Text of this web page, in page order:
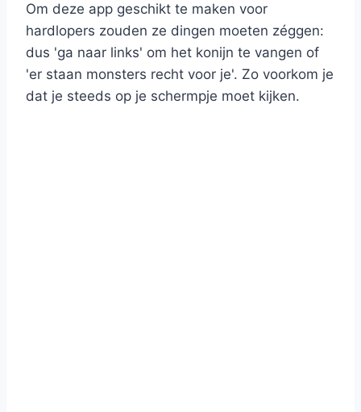
Om deze app geschikt te maken voor
hardlopers zouden ze dingen moeten zéggen:
dus 'ga naar links' om het konijn te vangen of
'er staan monsters recht voor je'. Zo voorkom je
dat je steeds op je schermpje moet kijken.